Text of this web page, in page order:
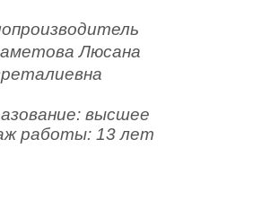
Люсана
высшее
работы: 13 лет